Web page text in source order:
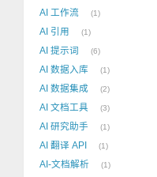
AI 工作流 1
AI 引用 1
AI 提示词 6
AI 数据入库 1
AI 数据集成 2
AI 文档工具 3
AI 研究助手 1
AI 翻译 API 1
AI-文档解析 1